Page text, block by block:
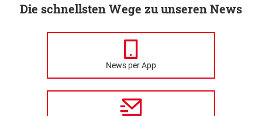
Die schnellsten Wege zu unseren News
News per App